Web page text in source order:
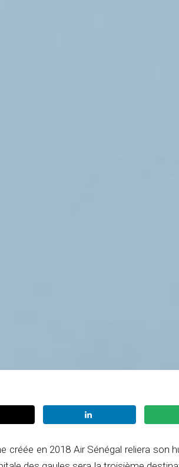
créée en 2018 Air Sénégal reliera son